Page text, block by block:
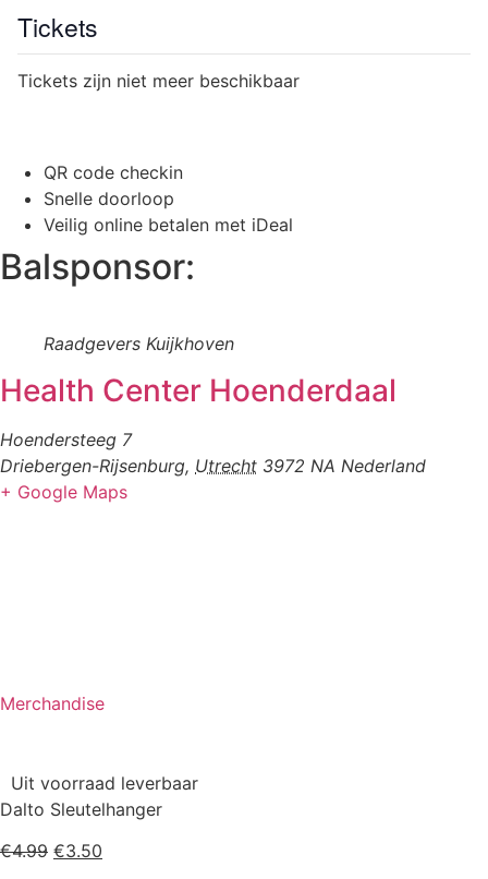
Tickets
Tickets zijn niet meer beschikbaar
QR code checkin
Snelle doorloop
Veilig online betalen met iDeal
Balsponsor:
Raadgevers Kuijkhoven
Health Center Hoenderdaal
Hoendersteeg 7
Driebergen-Rijsenburg, Utrecht 3972 NA Nederland
+ Google Maps
Merchandise
Uit voorraad leverbaar
Dalto Sleutelhanger
€4.99 Oorspronkelijke
€3.50